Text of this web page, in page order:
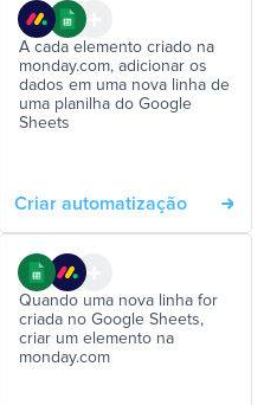
A cada elemento criado na
monday.com, adicionar os
dados em uma nova linha de
uma planilha do Google
Sheets
Criar automatização
Quando uma nova linha for
criada no Google Sheets,
criar um elemento na
monday.com